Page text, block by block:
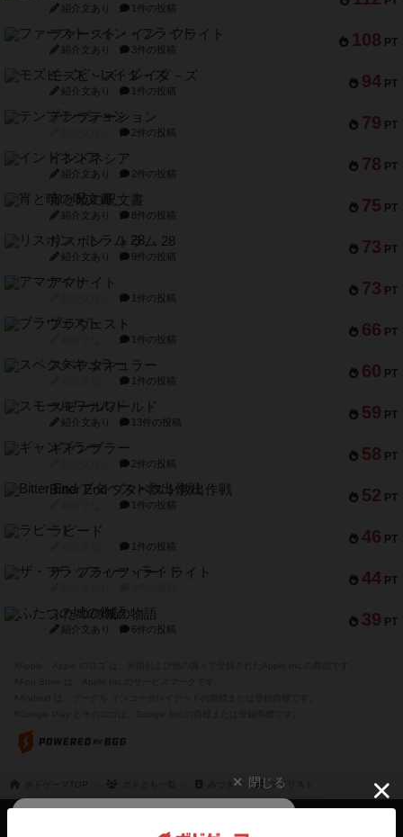
紹介文あり 1件の投稿
108 PT
ファースト・イン・フライト
紹介文あり 3件の投稿
94 PT
モズビ－ズ・レイダ－ズ
紹介文あり 1件の投稿
79 PT
テンプテーション
2件の投稿
78 PT
インドネシア
紹介文あり 2件の投稿
75 PT
宵と暁の呪文書
紹介文あり 8件の投稿
73 PT
リスボン・トラム 28
紹介文あり 9件の投稿
73 PT
アマナイト
1件の投稿
66 PT
ブラヴェスト
1件の投稿
60 PT
スペクタキュラー
1件の投稿
59 PT
スモールワールド
紹介文あり 13件の投稿
58 PT
ギャンブラー
2件の投稿
52 PT
Bitter End ブタペスト救出作戦
1件の投稿
46 PT
ラピード
1件の投稿
44 PT
ザ・フラッフィー・ライト
39 PT
ふたつの城の物語
紹介文あり 6件の投稿
みつき マイリスト
閉じる
ボードゲームのプレイ履歴を記録し